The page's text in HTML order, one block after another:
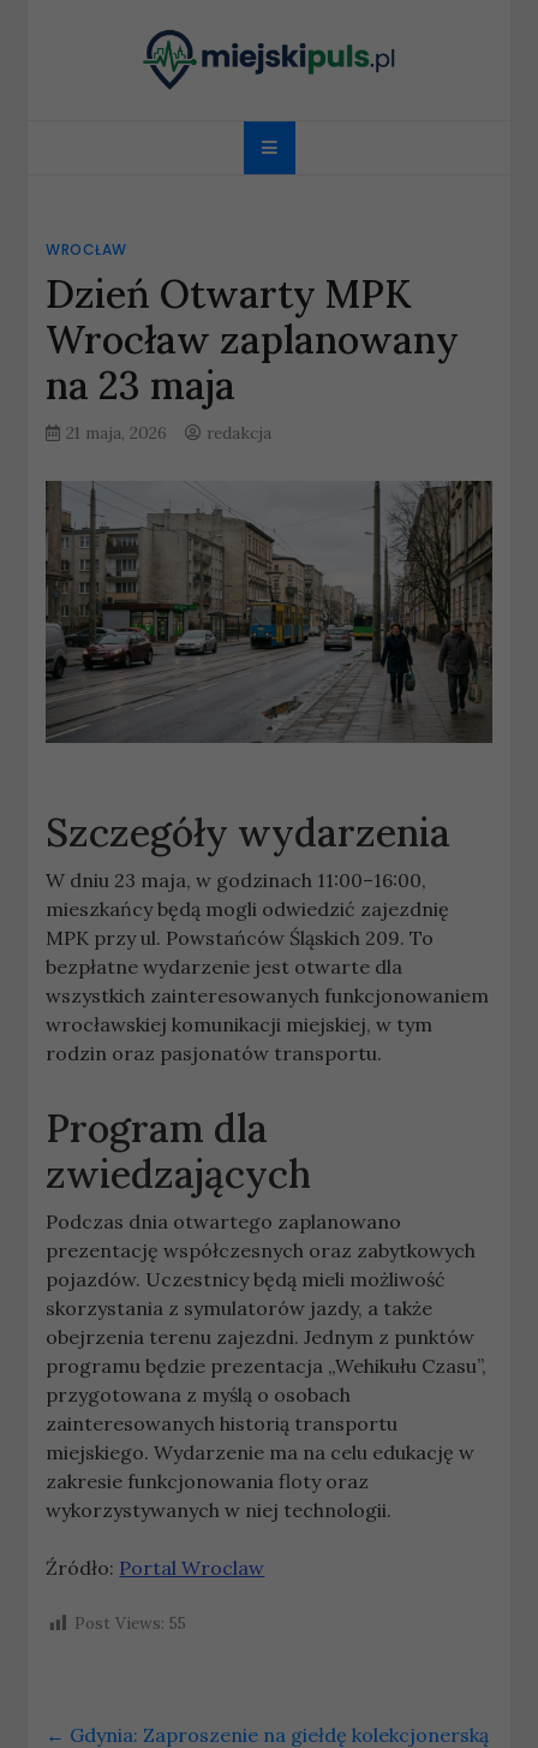
miejskipuls.pl
WROCŁAW
Dzień Otwarty MPK
Wrocław zaplanowany
na 23 maja
21 maja, 2026 redakcja
Szczegóły wydarzenia
W dniu 23 maja, w godzinach 11:00–16:00,
mieszkańcy będą mogli odwiedzić zajezdnię
MPK przy ul. Powstańców Śląskich 209. To
bezpłatne wydarzenie jest otwarte dla
wszystkich zainteresowanych funkcjonowaniem
wrocławskiej komunikacji miejskiej, w tym
rodzin oraz pasjonatów transportu.
Program dla
zwiedzających
Podczas dnia otwartego zaplanowano
prezentację współczesnych oraz zabytkowych
pojazdów. Uczestnicy będą mieli możliwość
skorzystania z symulatorów jazdy, a także
obejrzenia terenu zajezdni. Jednym z punktów
programu będzie prezentacja „Wehikułu Czasu”,
przygotowana z myślą o osobach
zainteresowanych historią transportu
miejskiego. Wydarzenie ma na celu edukację w
zakresie funkcjonowania floty oraz
wykorzystywanych w niej technologii.
Źródło: Portal Wroclaw
Post Views: 55
← Gdynia: Zaproszenie na giełdę kolekcjonerską